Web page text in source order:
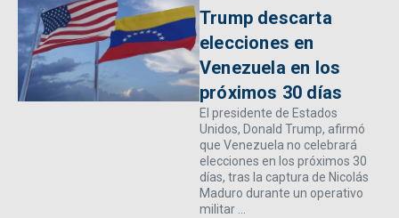
Trump descarta
elecciones en
Venezuela en los
próximos 30 días
El presidente de Estados
Unidos, Donald Trump, afirmó
que Venezuela no celebrará
elecciones en los próximos 30
días, tras la captura de Nicolás
Maduro durante un operativo
militar ...